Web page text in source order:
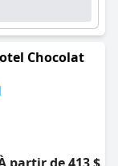
Chocolat